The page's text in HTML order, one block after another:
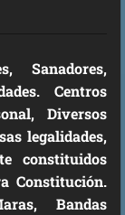
Sanadores,
Centros
Diversos
legalidades,
constituidos
Constitución.
Bandas